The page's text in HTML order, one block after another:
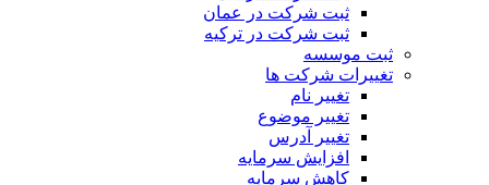
ثبت شرکت در عمان
ثبت شرکت در ترکیه
ثبت موسسه
تغییرات شرکت ها
تغییر نام
تغییر موضوع
تغییر آدرس
افزایش سرمایه
کاهش سرمایه